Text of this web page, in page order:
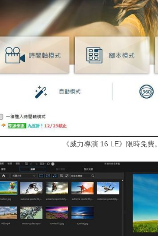
《威力導演 16 LE》限時免費。